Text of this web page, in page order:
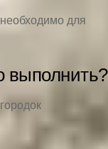
для
выполнить?